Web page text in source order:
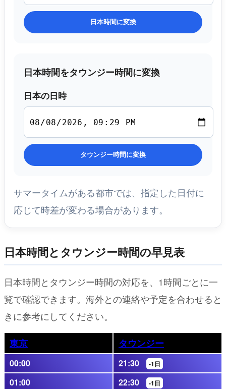
日本時間に変換
日本時間をタウンジー時間に変換
日本の日時
タウンジー時間に変換
サマータイムがある都市では、指定した日付に
応じて時差が変わる場合があります。
日本時間とタウンジー時間の早見表
日本時間とタウンジー時間の対応を、1時間ごとに一
覧で確認できます。海外との連絡や予定を合わせると
きに参考にしてください。
東京 タウンジー
00:00 21:30 -1日
01:00 22:30 -1日